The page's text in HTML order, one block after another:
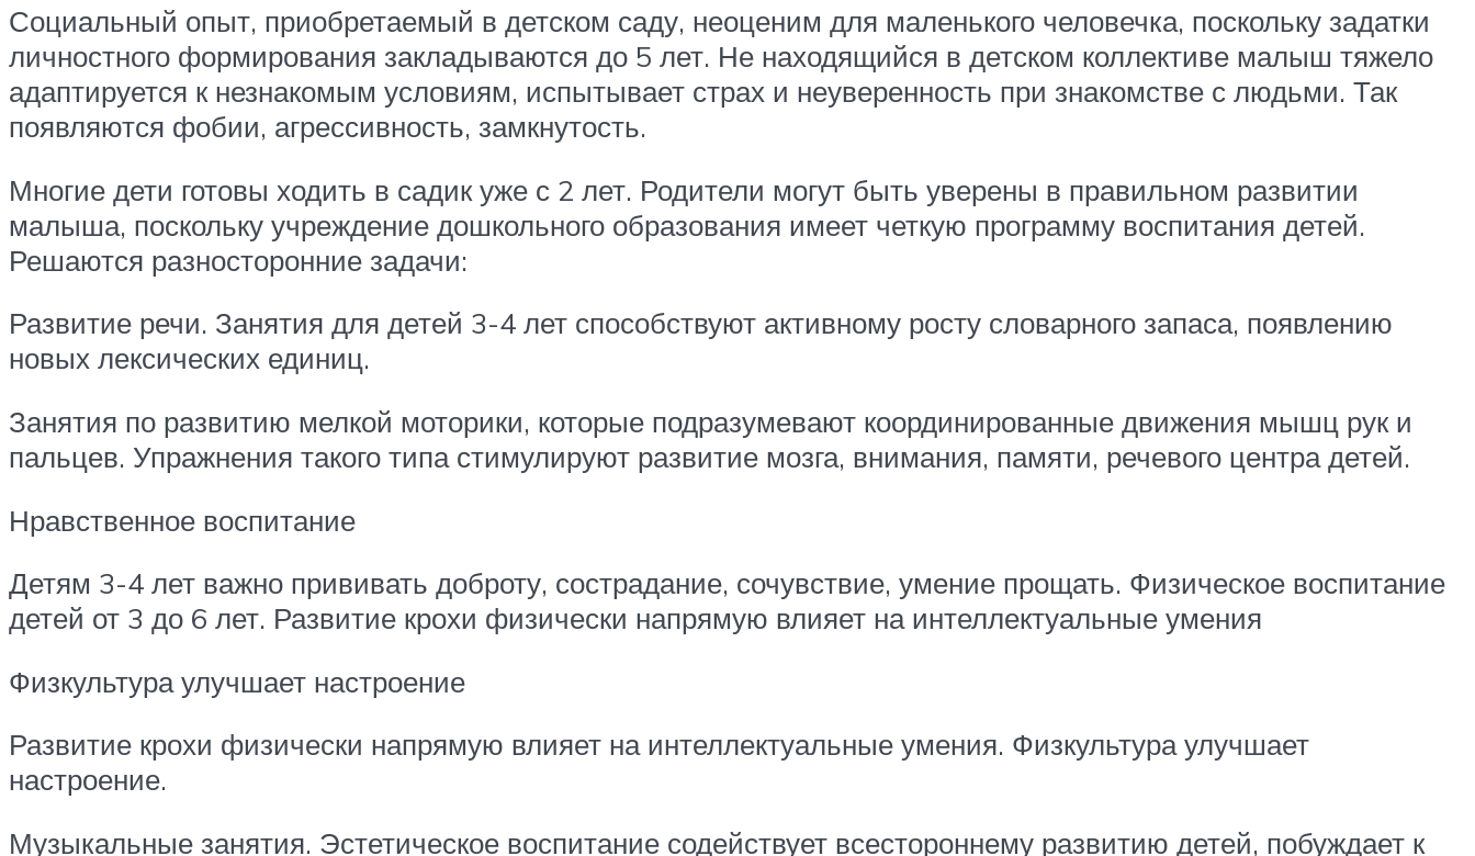
Социальный опыт, приобретаемый в детском саду, неоценим для маленького человечка, поскольку задатки
личностного формирования закладываются до 5 лет. Не находящийся в детском коллективе малыш тяжело
адаптируется к незнакомым условиям, испытывает страх и неуверенность при знакомстве с людьми. Так
появляются фобии, агрессивность, замкнутость.
Многие дети готовы ходить в садик уже с 2 лет. Родители могут быть уверены в правильном развитии
малыша, поскольку учреждение дошкольного образования имеет четкую программу воспитания детей.
Решаются разносторонние задачи:
Развитие речи. Занятия для детей 3-4 лет способствуют активному росту словарного запаса, появлению
новых лексических единиц.
Занятия по развитию мелкой моторики, которые подразумевают координированные движения мышц рук и
пальцев. Упражнения такого типа стимулируют развитие мозга, внимания, памяти, речевого центра детей.
Нравственное воспитание
Детям 3-4 лет важно прививать доброту, сострадание, сочувствие, умение прощать. Физическое воспитание
детей от 3 до 6 лет. Развитие крохи физически напрямую влияет на интеллектуальные умения
Физкультура улучшает настроение
Развитие крохи физически напрямую влияет на интеллектуальные умения. Физкультура улучшает
настроение.
Музыкальные занятия. Эстетическое воспитание содействует всестороннему развитию детей, побуждает к